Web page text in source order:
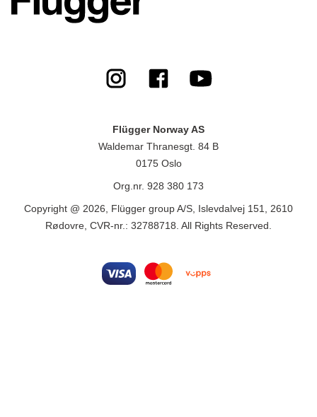
Flügger Norway AS
Waldemar Thranesgt. 84 B
0175 Oslo
Org.nr. 928 380 173
Copyright @ 2026, Flügger group A/S, Islevdalvej 151, 2610
Rødovre, CVR-nr.: 32788718. All Rights Reserved.